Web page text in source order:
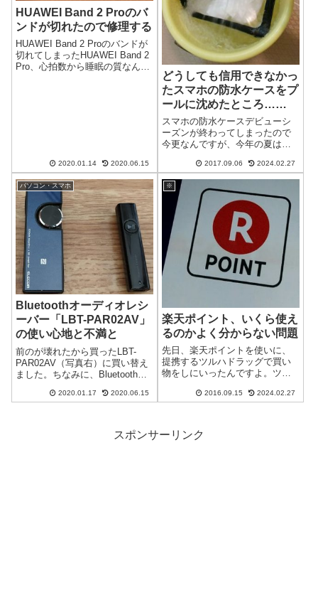
HUAWEI Band 2 Proのバ
ンドが切れたので修理する
HUAWEI Band 2 Proのバンドが
切れてしまったHUAWEI Band 2
Pro、心拍数から睡眠の質なんか
2020.01.14 2020.06.15
どうしても信用できなかっ
たスマホの防水ケースをプ
ールに沈めたところ……
スマホの防水ケースデビューシ
ーズンが終わってしまったので
今更なんですが、今年の夏は防
スマホを持ち込みました。もち
ろん持ち込みが可能なレジャー
プールのみです。まだ子供たち
が小さい頃は、何をするにも一
家全員で移動して...
2017.09.06 2024.02.27
パソコン・スマホ
Bluetoothオーディオレシ
ーバー「LBT-PAR02AV」
の使い心地と不満と
前のが壊れたから買ったLBT-
PAR02AV（写真右）に買い替え
ました。ちなみに、Bluetoothオ
の好きなイヤホンを挿すことで
2020.01.17 2020.06.15
※
楽天ポイント、いくら使え
るのかよく分からない問題
先日、楽天ポイントを使いに、
提携するツルハドラッグで買い
物をしにいったんですよ。ツル
ですが、楽天ポイントってたま
ので、失効する前に使おうとい
うことで行ってき...
2016.09.15 2024.02.27
スポンサーリンク